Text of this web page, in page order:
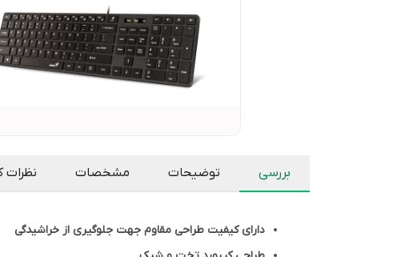
بررسی توضیحات مشخصات نظرات
دارای کیفیت طراحی مقاوم جهت جلوگیری از خراشیدگی